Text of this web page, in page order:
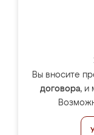
Вы вносите
договора, и